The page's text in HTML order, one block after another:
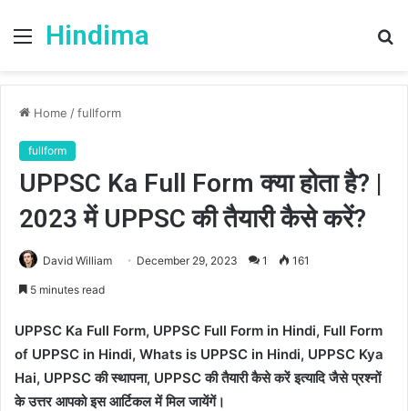
Menu
Hindima
Home /fullform
fullform
UPPSC Ka Full Form क्या होता है? |
2023 में UPPSC की तैयारी कैसे करें?
David William December 29, 2023 1 161
5 minutes read
UPPSC Ka Full Form, UPPSC Full Form in Hindi, Full Form
of UPPSC in Hindi, Whats is UPPSC in Hindi, UPPSC Kya
Hai, UPPSC की स्थापना, UPPSC की तैयारी कैसे करें इत्यादि जैसे प्रश्नों
के उत्तर आपको इस आर्टिकल में मिल जायेंगें।